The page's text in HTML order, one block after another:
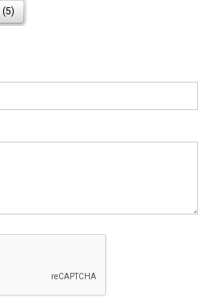
в 10:08:
«ваять» в галерею и друга
2023 в 22:58:
(5)